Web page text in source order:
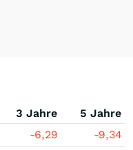
3 Jahre
5 Jahre
-6,29
-9,34